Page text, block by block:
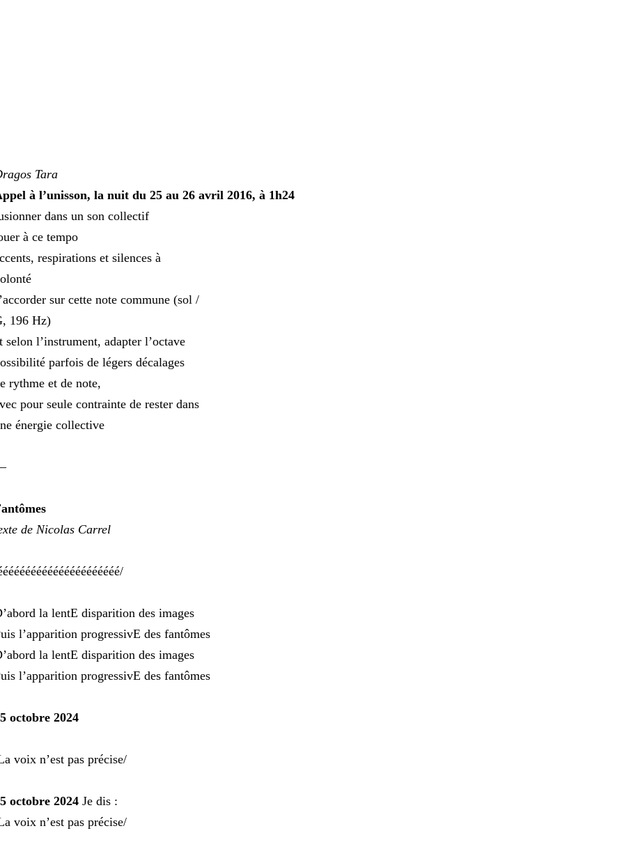
Tara
à l’unisson, la nuit du 25 au 26 avril 2016, à 1h24
dans un son collectif
à ce tempo
respirations et silences à
sur cette note commune (sol /
196 Hz)
selon l’instrument, adapter l’octave
parfois de légers décalages
rythme et de note,
pour seule contrainte de rester dans
énergie collective
de Nicolas Carrel
la lentE disparition des images
l’apparition progressivE des fantômes
la lentE disparition des images
l’apparition progressivE des fantômes
octobre 2024
voix n’est pas précise/
octobre 2024Je dis :
voix n’est pas précise/